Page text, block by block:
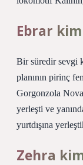
Ebrar
Bir süredir sevgi
planının pirinç
Gorgonzola
yerleşti ve
yurtdışına
Zehra